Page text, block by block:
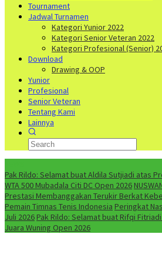
Tournament
Jadwal Turnamen
Kategori Yunior 2022
Kategori Senior Veteran 2022
Kategori Profesional (Senior)
Download
Drawing & OOP
Yunior
Profesional
Senior Veteran
Tentang Kami
Lainnya
Pak Rildo: Selamat buat Aldila Sutjiadi atas
WTA 500 Mubadala Citi DC Open 2026
Prestasi Membanggakan Terukir Berkat
Pemain Timnas Tenis Indonesia Peringkat
Juli 2026Pak Rildo: Selamat buat Rifqi
Juara Wuning Open 2026